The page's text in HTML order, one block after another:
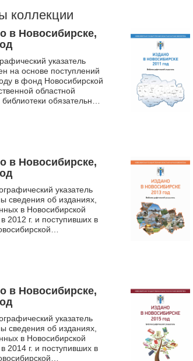
коллекции
в Новосибирске,
указатель
на основе поступлений
в фонд Новосибирской
областной
обязательного
в Новосибирске,
указатель
сведения об изданиях,
в Новосибирской
2012 г. и поступивших в
в Новосибирске,
указатель
сведения об изданиях,
в Новосибирской
2014 г. и поступивших в